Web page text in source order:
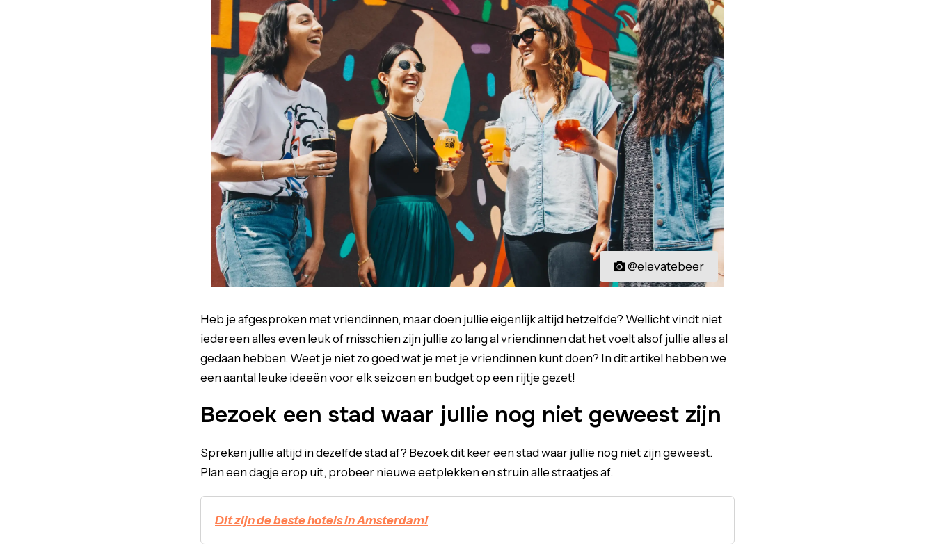
@elevatebeer
Heb je afgesproken met vriendinnen, maar doen jullie eigenlijk altijd hetzelfde? Wellicht vindt niet
iedereen alles even leuk of misschien zijn jullie zo lang al vriendinnen dat het voelt alsof jullie alles al
gedaan hebben. Weet je niet zo goed wat je met je vriendinnen kunt doen? In dit artikel hebben we
een aantal leuke ideeën voor elk seizoen en budget op een rijtje gezet!
Bezoek een stad waar jullie nog niet geweest zijn
Spreken jullie altijd in dezelfde stad af? Bezoek dit keer een stad waar jullie nog niet zijn geweest.
Plan een dagje erop uit, probeer nieuwe eetplekken en struin alle straatjes af.
Dit zijn de beste hotels in Amsterdam!